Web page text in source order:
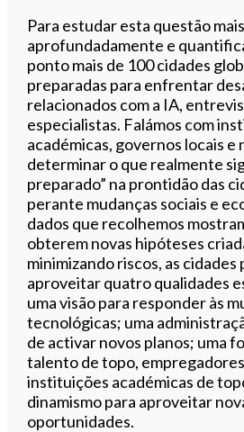
Para estudar esta questão mais
aprofundadamente e
ponto mais de 100 cidades
preparadas para enfrentar
relacionados com a IA,
especialistas. Falámos com
académicas, governos locais e
determinar o que realmente
preparado” na prontidão das
perante mudanças sociais e
dados que recolhemos
obterem novas hipóteses
minimizando riscos, as cidades
aproveitar quatro qualidades
uma visão para responder às
tecnológicas; uma
de activar novos planos; uma
talento de topo,
instituições académicas de
dinamismo para aproveitar
oportunidades.